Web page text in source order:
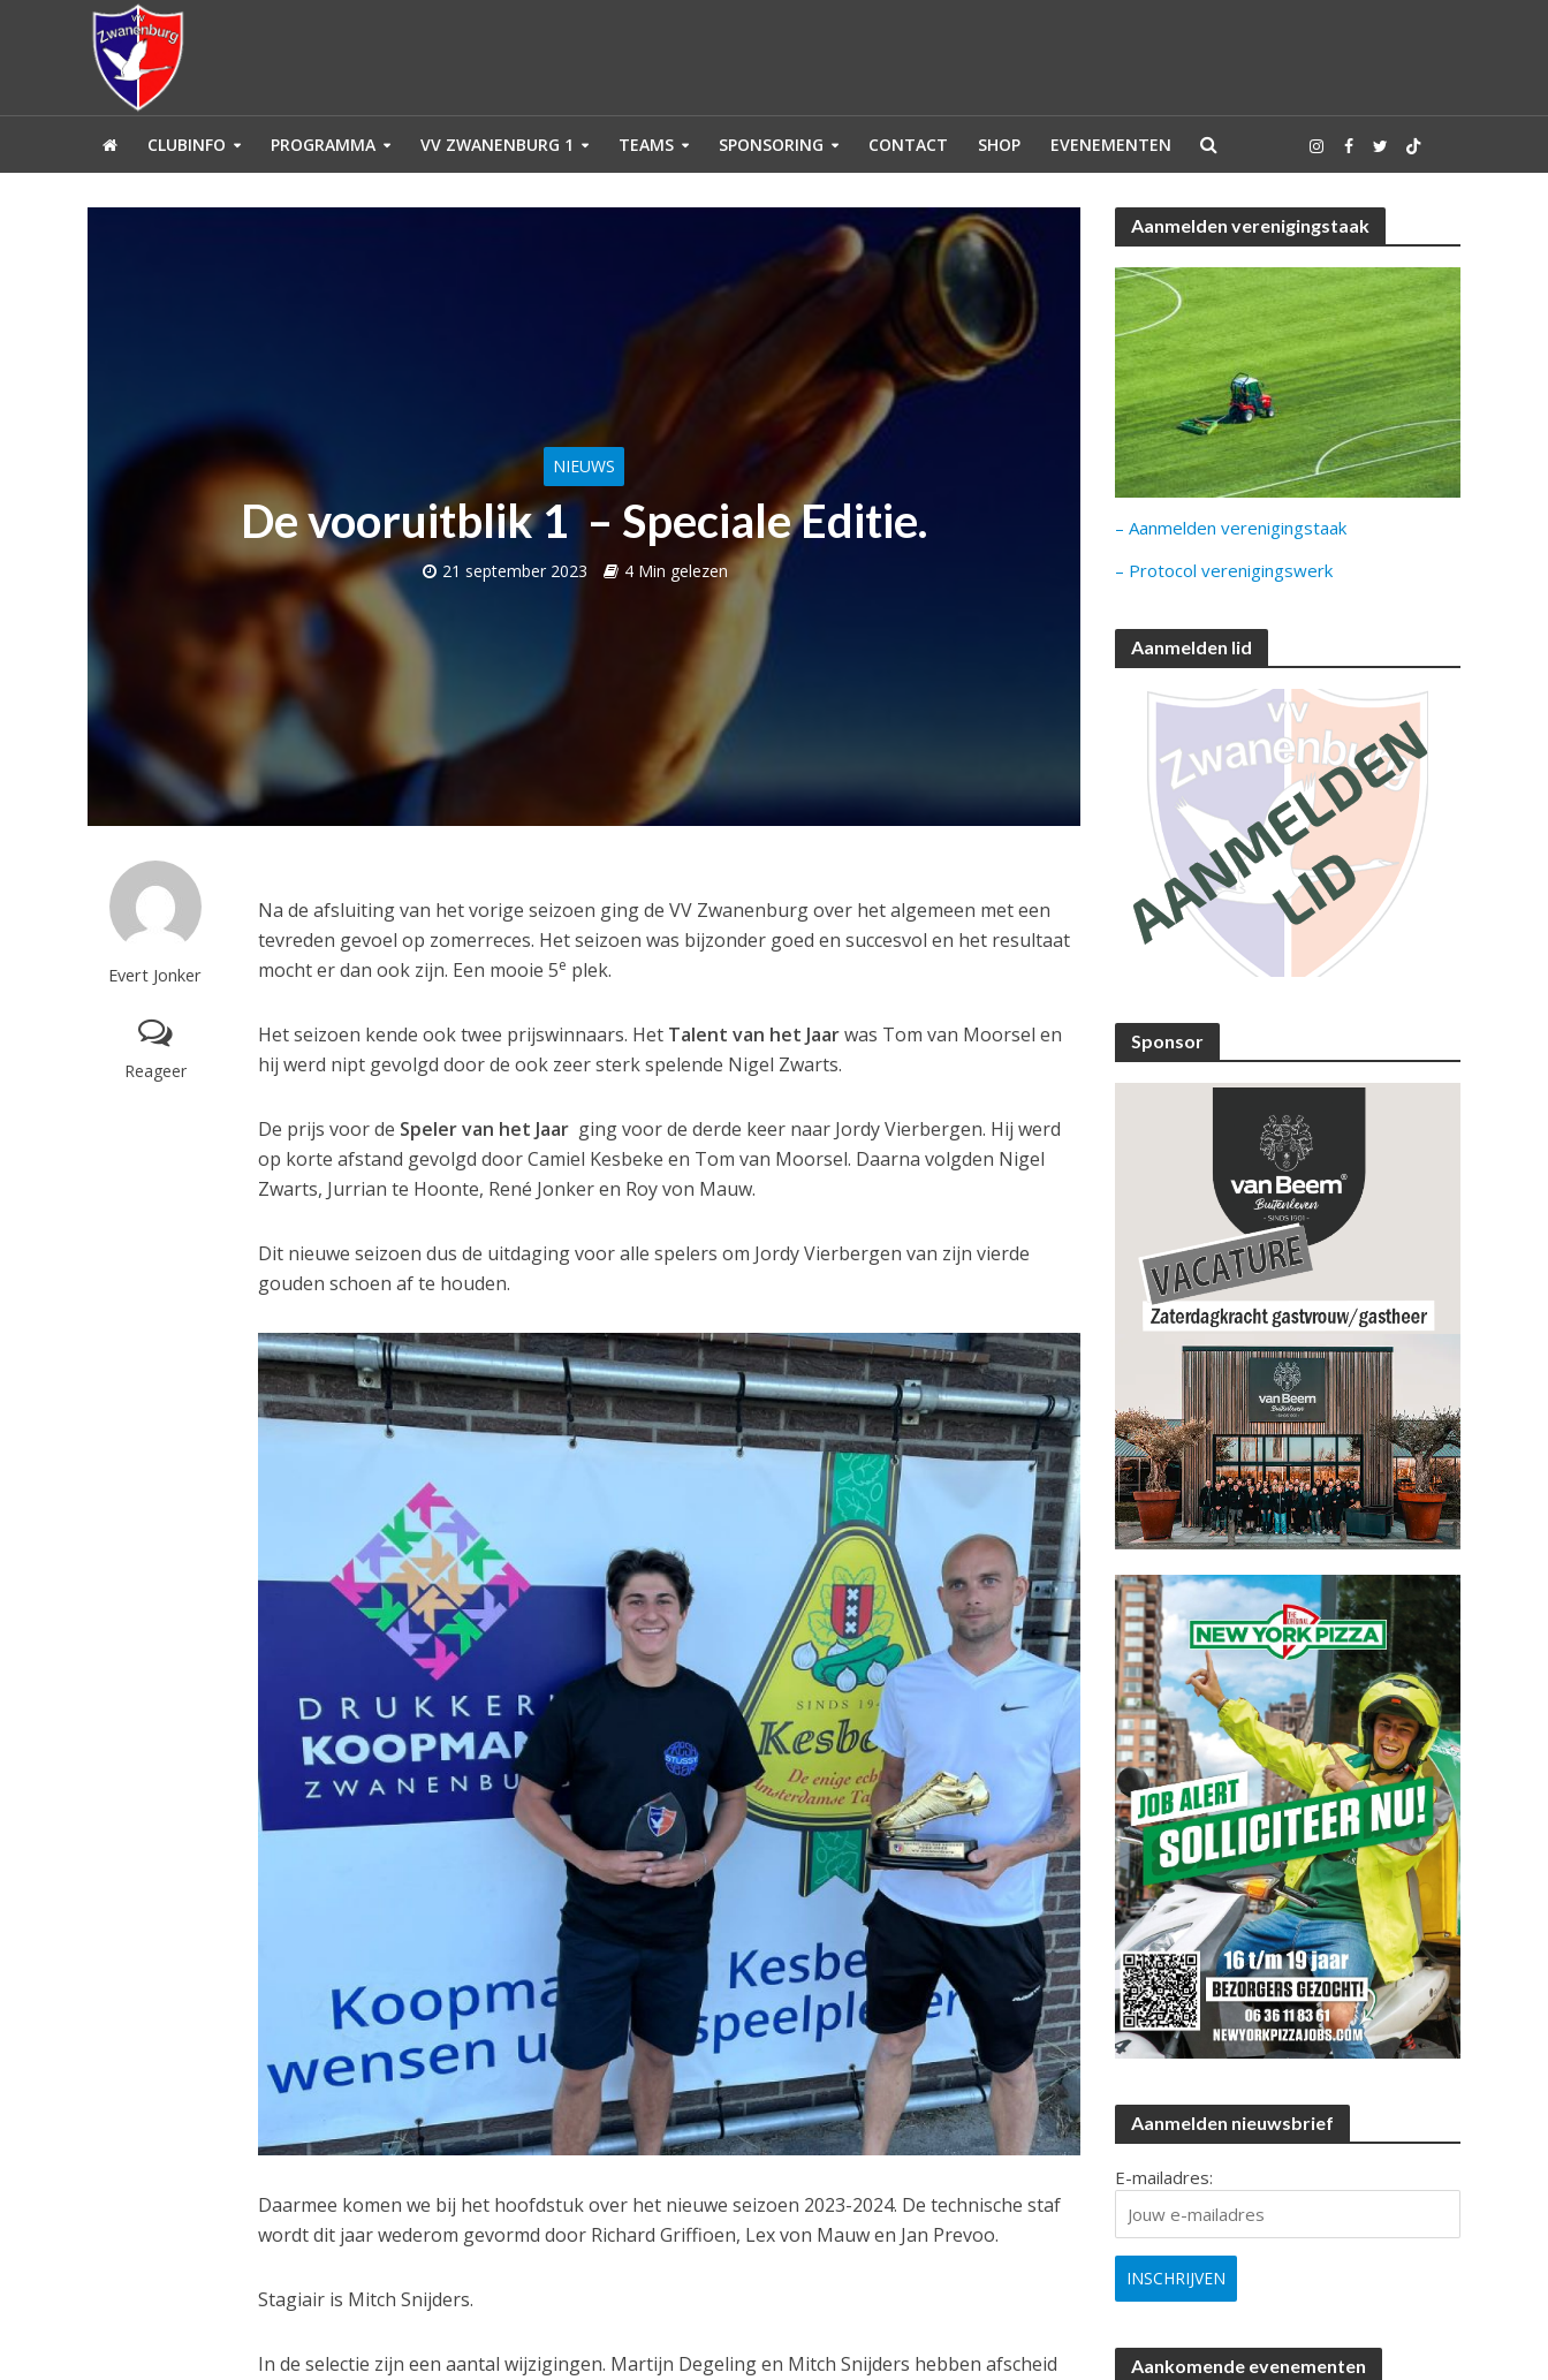
CLUBINFO PROGRAMMA VV ZWANENBURG 1 TEAMS SPONSORING CONTACT SHOP EVENEMENTEN
NIEUWS
De vooruitblik 1 – Speciale Editie.
21 september 2023 4 Min gelezen
Evert Jonker
Reageer
Na de afsluiting van het vorige seizoen ging de VV Zwanenburg over het algemeen met een
tevreden gevoel op zomerreces. Het seizoen was bijzonder goed en succesvol en het resultaat
mocht er dan ook zijn. Een mooie 5e plek.
Het seizoen kende ook twee prijswinnaars. Het Talent van het Jaarwas Tom van Moorsel en
hij werd nipt gevolgd door de ook zeer sterk spelende Nigel Zwarts.
De prijs voor de Speler van het Jaar ging voor de derde keer naar Jordy Vierbergen. Hij werd
op korte afstand gevolgd door Camiel Kesbeke en Tom van Moorsel. Daarna volgden Nigel
Zwarts, Jurrian te Hoonte, René Jonker en Roy von Mauw.
Dit nieuwe seizoen dus de uitdaging voor alle spelers om Jordy Vierbergen van zijn vierde
gouden schoen af te houden.
Daarmee komen we bij het hoofdstuk over het nieuwe seizoen 2023-2024. De technische staf
wordt dit jaar wederom gevormd door Richard Griffioen, Lex von Mauw en Jan Prevoo.
Stagiair is Mitch Snijders.
In de selectie zijn een aantal wijzigingen. Martijn Degeling en Mitch Snijders hebben afscheid
Aanmelden verenigingstaak
– Aanmelden verenigingstaak
– Protocol verenigingswerk
Aanmelden lid
Sponsor
Aanmelden nieuwsbrief
E-mailadres:
Aankomende evenementen